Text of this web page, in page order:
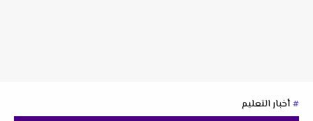
أخبار التعليم